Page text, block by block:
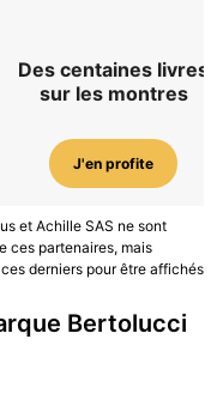
Des centaines livres
sur les montres
J'en profite
et Achille SAS ne sont
ces partenaires, mais
derniers pour être affichés
Bertolucci